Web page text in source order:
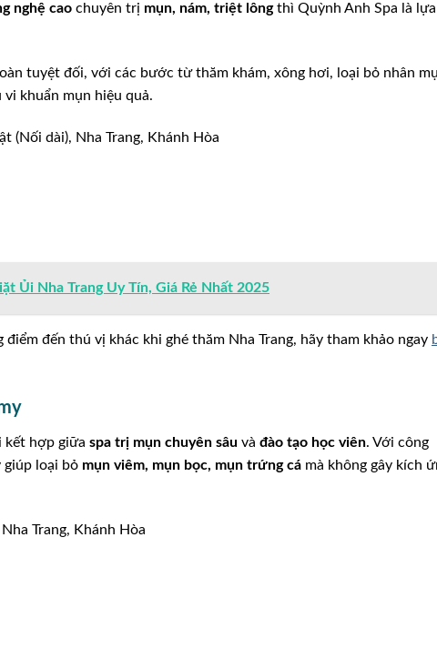
nghệ cao chuyên trị mụn, nám, triệt lôngthì Quỳnh Anh Spa là lựa
tuyệt đối, với các bước từ thăm khám, xông hơi, loại bỏ nhân
khuẩn mụn hiệu quả.
(Nối dài), Nha Trang, Khánh Hòa
Ủi Nha Trang Uy Tín, Giá Rẻ Nhất 2025
đến thú vị khác khi ghé thăm Nha Trang, hãy tham khảo ngay
kết hợp giữa spa trị mụn chuyên sâu và đào tạo học viên. Với công
giúp loại bỏ mụn viêm, mụn bọc, mụn trứng cá mà không gây kích
Trang, Khánh Hòa